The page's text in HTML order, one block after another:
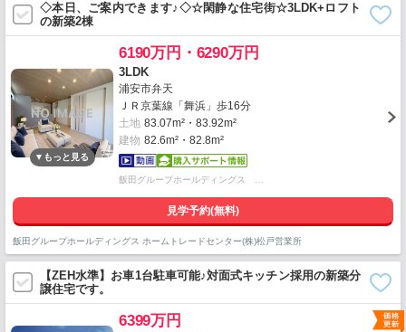
◇本日、ご案内できます♪◇☆閑静な住宅街☆3LDK+ロフト
の新築2棟
6190万円・6290万円
3LDK
浦安市弁天
ＪＲ京葉線「舞浜」歩16分
土地 83.07m²・83.92m²
建物 82.6m²・82.8m²
飯田グループホールディングス …
見学予約(無料)
飯田グループホールディングス ホームトレードセンター(株)松戸営業所
【ZEH水準】お車1台駐車可能♪対面式キッチン採用の新築分
譲住宅です。
6399万円